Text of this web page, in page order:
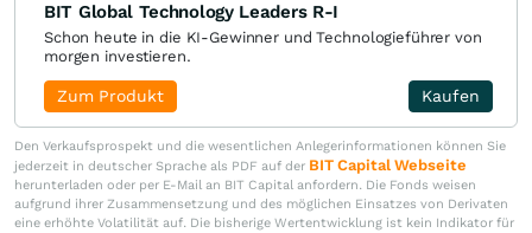
BIT Global Technology Leaders R-I
Schon heute in die KI-Gewinner und Technologieführer von
morgen investieren.
Kaufen
Zum Produkt
Den Verkaufsprospekt und die wesentlichen Anlegerinformationen können Sie
jederzeit in deutscher Sprache als PDF auf der BIT Capital Webseite
herunterladen oder per E-Mail an BIT Capital anfordern. Die Fonds weisen
aufgrund ihrer Zusammensetzung und des möglichen Einsatzes von Derivaten
eine erhöhte Volatilität auf. Die bisherige Wertentwicklung ist kein Indikator für